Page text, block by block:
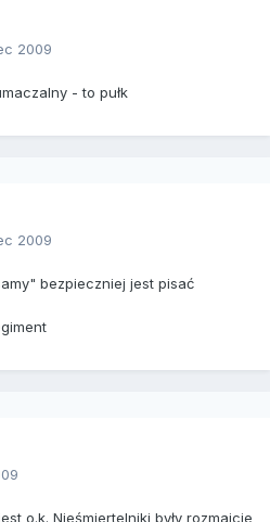
2009
- to pułk
2009
bezpieczniej jest pisać
o.k. Nieśmiertelniki były rozmaicie